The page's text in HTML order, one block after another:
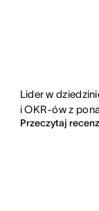
Lider w
i OKR-ów z
Przeczytaj